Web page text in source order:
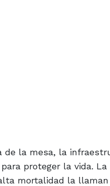
de la mesa, la
proteger la vida.
mortalidad la